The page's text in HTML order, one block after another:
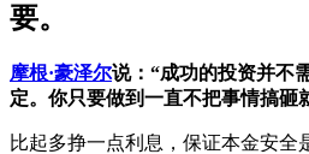
要。
摩根·豪泽尔说：“成功的投资并不
定。你只要做到一直不把事情搞砸
比起多挣一点利息，保证本金安全